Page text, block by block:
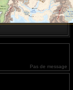
Pas de message